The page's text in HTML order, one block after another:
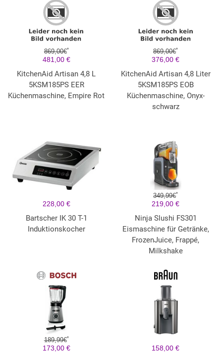
869,00€*
481,00 €
KitchenAid Artisan 4,8 L
5KSM185PS EER
Küchenmaschine, Empire Rot
869,00€*
376,00 €
KitchenAid Artisan 4,8 Liter
5KSM185PS EOB
Küchenmaschine, Onyx-
schwarz
228,00 €
Bartscher IK 30 T-1
Induktionskocher
349,99€*
219,00 €
Ninja Slushi FS301
Eismaschine für Getränke,
FrozenJuice, Frappé,
Milkshake
189,99€*
173,00 € 158,00 €